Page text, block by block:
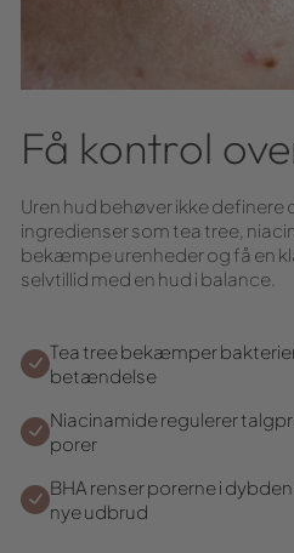
Få kontrol
Uren hud behøver ikke definere
ingredienser som tea tree,
bekæmpe urenheder og få en
selvtillid med en hud i balance.
Tea tree bekæmper
betændelse
Niacinamide regulerer
porer
BHA renser porerne i
nye udbrud